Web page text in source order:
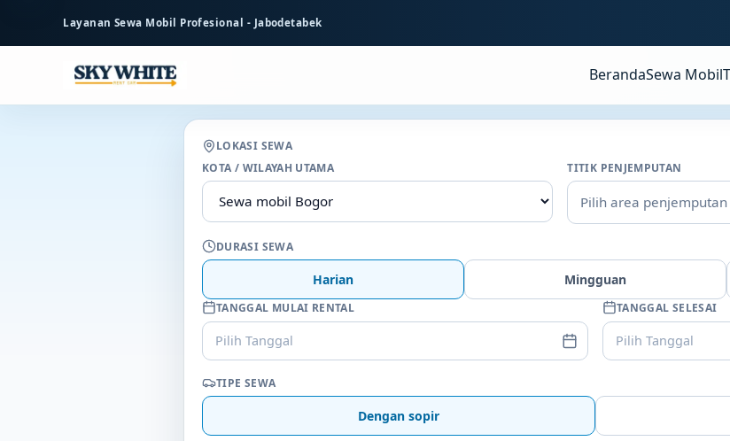
Layanan Sewa Mobil Profesional - Jabodetabek
BerandaSewa Mobil
LOKASI SEWA
KOTA / WILAYAH UTAMA
TITIK PENJEMPUTAN
Pilih area penjemputan
DURASI SEWA
Harian Mingguan
TANGGAL MULAI RENTAL
Pilih Tanggal
TANGGAL SELESAI
Pilih Tanggal
TIPE SEWA
Dengan sopir